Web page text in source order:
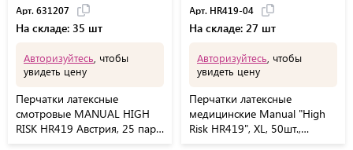
Арт. 631207
На складе: 35 шт
Авторизуйтесь , чтобы
увидеть цену
Перчатки латексные
смотровые MANUAL HIGH
RISK HR419 Австрия, 25 пар
Арт. HR419-04
На складе: 27 шт
Авторизуйтесь , чтобы
увидеть цену
Перчатки латексные
медицинские Manual "High
Risk HR419", XL, 50шт.,